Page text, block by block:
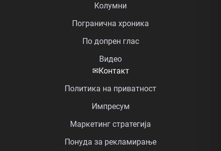
Колумни
Погранична хроника
По допрен глас
Видео
✉Контакт
Политика на приватност
Импресум
Маркетинг стратегија
Понуда за рекламирање